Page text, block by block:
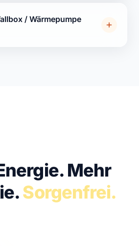
/ Wärmepumpe
Mehr
Sorgenfrei.